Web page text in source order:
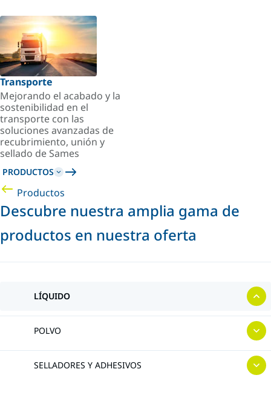
Transporte
Mejorando el acabado y la
sostenibilidad en el
transporte con las
soluciones avanzadas de
recubrimiento, unión y
sellado de Sames
PRODUCTOS
Productos
Descubre nuestra amplia gama de
productos en nuestra oferta
LÍQUIDO
POLVO
SELLADORES Y ADHESIVOS